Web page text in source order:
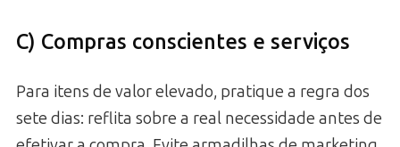
C) Compras conscientes e serviços
Para itens de valor elevado, pratique a regra dos
sete dias: reflita sobre a real necessidade antes de